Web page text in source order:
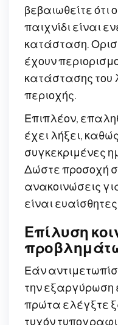
βεβαιωθείτε
παιχνίδι είναι
κατάσταση.
έχουν
κατάστασης του
περιοχής.
Επιπλέον,
έχει λήξει,
συγκεκριμένες
Δώστε προσοχή
ανακοινώσεις
είναι
Επίλυση
Εάν
την εξαργύρωση
πρώτα ελέγξτε
τυχόν